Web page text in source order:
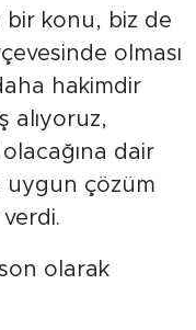
konu, biz de
olması
hakimdir
alıyoruz,
dair
uygun çözüm
olarak